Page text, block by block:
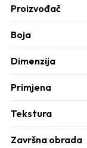
Proizvođač
Boja
Dimenzija
Primjena
Tekstura
Završna obrada